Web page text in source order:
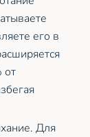
его в
от
Для